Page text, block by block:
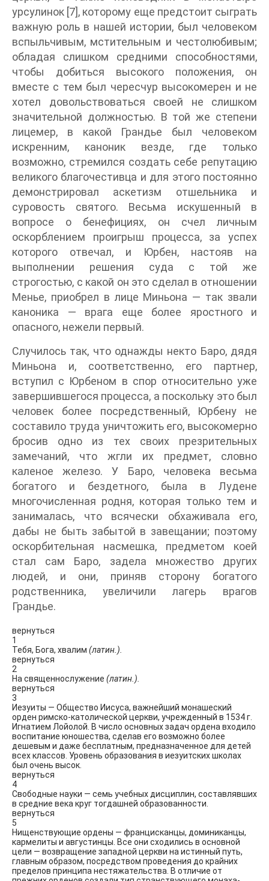
урсулинок [7], которому еще предстоит сыграть
важную роль в нашей истории, был человеком
вспыльчивым, мстительным и честолюбивым;
обладая слишком средними способностями,
чтобы добиться высокого положения, он
вместе с тем был чересчур высокомерен и не
хотел довольствоваться своей не слишком
значительной должностью. В той же степени
лицемер, в какой Грандье был человеком
искренним, каноник везде, где только
возможно, стремился создать себе репутацию
великого благочестивца и для этого постоянно
демонстрировал аскетизм отшельника и
суровость святого. Весьма искушенный в
вопросе о бенефициях, он счел личным
оскорблением проигрыш процесса, за успех
которого отвечал, и Юрбен, настояв на
выполнении решения суда с той же
строгостью, с какой он это сделал в отношении
Менье, приобрел в лице Миньона — так звали
каноника — врага еще более яростного и
опасного, нежели первый.
Случилось так, что однажды некто Баро, дядя
Миньона и, соответственно, его партнер,
вступил с Юрбеном в спор относительно уже
завершившегося процесса, а поскольку это был
человек более посредственный, Юрбену не
составило труда уничтожить его, высокомерно
бросив одно из тех своих презрительных
замечаний, что жгли их предмет, словно
каленое железо. У Баро, человека весьма
богатого и бездетного, была в Лудене
многочисленная родня, которая только тем и
занималась, что всячески обхаживала его,
дабы не быть забытой в завещании; поэтому
оскорбительная насмешка, предметом коей
стал сам Баро, задела множество других
людей, и они, приняв сторону богатого
родственника, увеличили лагерь врагов
Грандье.
вернуться
1
Тебя, Бога, хвалим (латин.).
вернуться
2
На священнослужение (латин.).
вернуться
3
Иезуиты — Общество Иисуса, важнейший монашеский
орден римско-католической церкви, учрежденный в 1534 г.
Игнатием Лойолой. В число основных задач ордена входило
воспитание юношества, сделав его возможно более
дешевым и даже бесплатным, предназначенное для детей
всех классов. Уровень образования в иезуитских школах
был очень высок.
вернуться
4
Свободные науки — семь учебных дисциплин, составлявших
в средние века круг тогдашней образованности.
вернуться
5
Нищенствующие ордены — францисканцы, доминиканцы,
кармелиты и августинцы. Все они сходились в основной
цели — возвращение западной церкви на истинный путь,
главным образом, посредством проведения до крайних
пределов принципа нестяжательства. В отличие от